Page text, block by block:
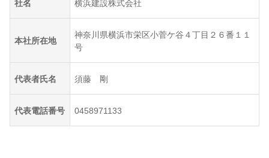
社名 横浜建設株式会社
本社所在地
神奈川県横浜市栄区小菅ケ谷４丁目２６番１１
号
代表者氏名 須藤 剛
代表電話番号 0458971133